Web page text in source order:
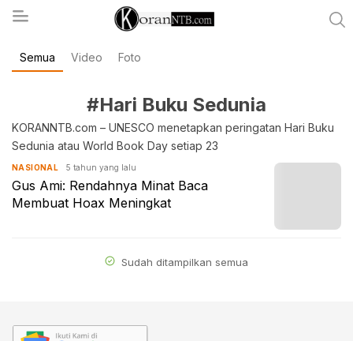
koranntb.com
Semua Video Foto
#Hari Buku Sedunia
KORANNTB.com – UNESCO menetapkan peringatan Hari Buku
Sedunia atau World Book Day setiap 23
NASIONAL 5 tahun yang lalu
Gus Ami: Rendahnya Minat Baca
Membuat Hoax Meningkat
Sudah ditampilkan semua